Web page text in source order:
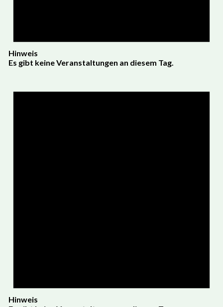
Hinweis
Es gibt keine Veranstaltungen an diesem Tag.
Hinweis